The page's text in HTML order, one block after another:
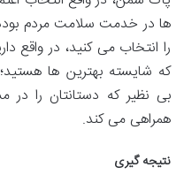
ها در خدمت سلامت مردم
را انتخاب می کنید، در واقع
که شایسته بهترین ها
بی نظیر که دستانتان را در
همراهی می کند.
نتیجه گیری